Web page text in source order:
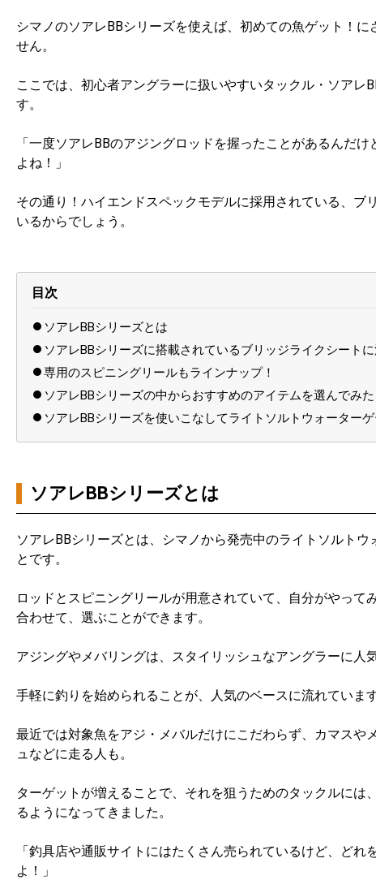
シマノのソアレBBシリーズを使えば、初めての魚ゲット！に
せん。
ここでは、初心者アングラーに扱いやすいタックル・ソアレ
す。
「一度ソアレBBのアジングロッドを握ったことがあるんだ
よね！」
その通り！ハイエンドスペックモデルに採用されている、ブ
いるからでしょう。
目次
ソアレBBシリーズとは
ソアレBBシリーズに搭載されているブリッジライクシートに
専用のスピニングリールもラインナップ！
ソアレBBシリーズの中からおすすめのアイテムを選んでみた
ソアレBBシリーズを使いこなしてライトソルトウォーターゲ
ソアレBBシリーズとは
ソアレBBシリーズとは、シマノから発売中のライトソルトウ
とです。
ロッドとスピニングリールが用意されていて、自分がやって
合わせて、選ぶことができます。
アジングやメバリングは、スタイリッシュなアングラーに人
手軽に釣りを始められることが、人気のベースに流れています
最近では対象魚をアジ・メバルだけにこだわらず、カマスや
ュなどに走る人も。
ターゲットが増えることで、それを狙うためのタックルには
るようになってきました。
「釣具店や通販サイトにはたくさん売られているけど、どれ
よ！」